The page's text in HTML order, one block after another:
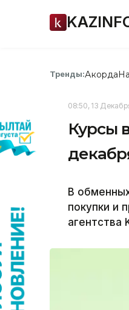
Тренды:Акорда
08:50, 13
Курсы
В
покупки и
агентства